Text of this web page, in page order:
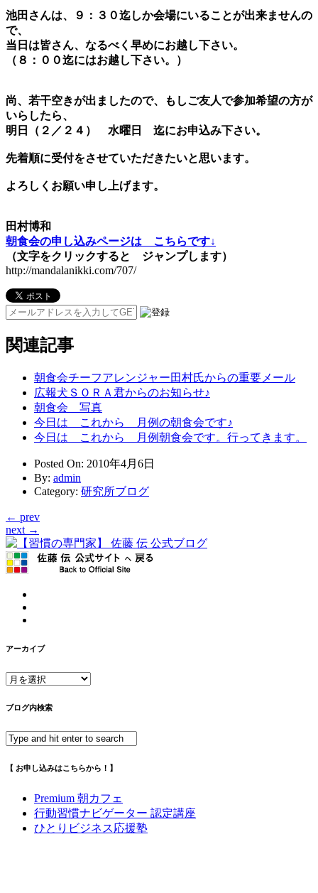
池田さんは、９：３０迄しか会場にいることが出来ませんの
で、
当日は皆さん、なるべく早めにお越し下さい。
（８：００迄にはお越し下さい。）
尚、若干空きが出ましたので、もしご友人で参加希望の方が
いらしたら、
明日（２／２４） 水曜日 迄にお申込み下さい。
先着順に受付をさせていただきたいと思います。
よろしくお願い申し上げます。
田村博和
朝食会の申し込みページは こちらです↓
（文字をクリックすると ジャンプします）
http://mandalanikki.com/707/
関連記事
朝食会チーフアレンジャー田村氏からの重要メール
広報犬ＳＯＲＡ君からのお知らせ♪
朝食会 写真
今日は これから 月例の朝食会です♪
今日は これから 月例朝食会です。行ってきます。
Posted On: 2010年4月6日
By: admin
Category: 研究所ブログ
← prev
next →
アーカイブ
ア
カ
ブ
ブログ内検索
【 お申し込みはこちらから！】
Premium 朝カフェ
行動習慣ナビゲーター 認定講座
ひとりビジネス応援塾